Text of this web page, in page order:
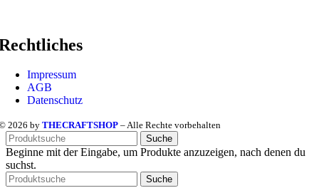
Impressum
AGB
Datenschutz
2026 by THECRAFTSHOP – Alle Rechte vorbehalten
Suche
Beginne mit der Eingabe, um Produkte anzuzeigen, nach denen du
suchst.
Suche